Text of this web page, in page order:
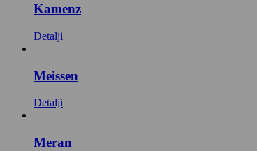
Kamenz
Detalji
Meissen
Detalji
Meran